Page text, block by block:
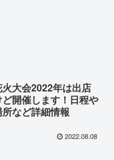
大会2022年は出店
開催します！日程や
など詳細情報
2022.08.08